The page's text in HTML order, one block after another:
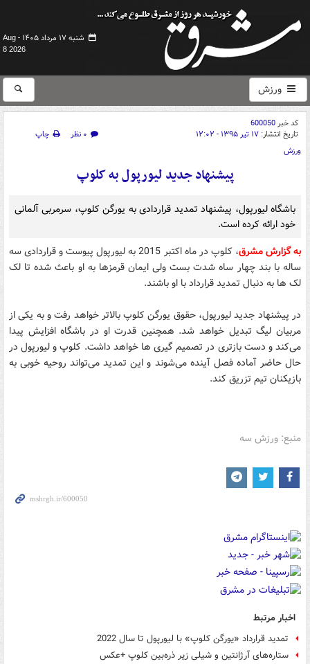
شنبه ۱۷ مرداد ۱۴۰۵ -
Aug
8 2026
ورزش
کد خبر600050
تاریخ انتشار: ۱۷ تیر ۱۳۹۵ - ۱۲:۰۲ ۰ نظر
چاپ
ورزش
پیشنهاد جدید لیورپول به کلوپ
باشگاه لیورپول، پیشنهاد تمدید قراردادی به یورگن کلوپ، سرمربی آلمانی
خود ارائه کرده است.
به گزارش مشرق
، کلوپ در ماه اکتبر 2015 به لیورپول پیوست و قراردادی سه
ساله با بند چهار ساه شدت بست ولی ایمان قرمزها به او باعث شده تا لک
لک ها به دنبال تمدید قرارداد با او باشند.
در پیشنهاد جدید لیورپول، حقوق یورگن کلوپ بالاتر خواهد رفت و به یکی از
مربیان لیگ تبدیل خواهد شد. همچنین قدرت او در باشگاه افزایش پیدا
می‌کند و دست بازتری در تصمیم گیری ها خواهد داشت. کلوپ و لیورپول در
حال حاضر آماده فصل آینده می‌شوند و این تمدید می‌تواند روحیه خوبی به
بازیکنان تیم تزریق کند.
منبع: ورزش سه
اخبار مرتبط
تمدید قرارداد «یورگن کلوپ» با لیورپول تا سال 2022
ستاره‌های آرژانتین و شیلی زیر ذره‌بین کلوپ +عکس